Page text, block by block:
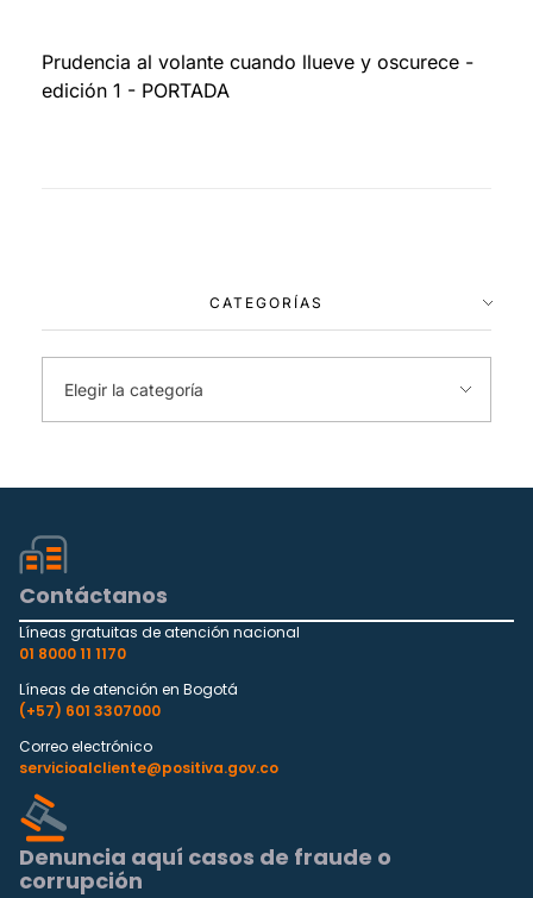
Prudencia al volante cuando llueve y oscurece -
edición 1 - PORTADA
CATEGORÍAS
Contáctanos
Líneas gratuitas de atención nacional
01 8000 11 1170
Líneas de atención en Bogotá
(+57) 601 3307000
Correo electrónico
servicioalcliente@positiva.gov.co
Denuncia aquí casos de fraude o
corrupción